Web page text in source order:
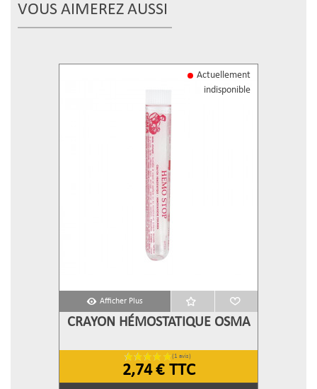
VOUS AIMEREZ AUSSI
Actuellement
indisponible
Afficher Plus
CRAYON HÉMOSTATIQUE OSMA
2,74 € TTC